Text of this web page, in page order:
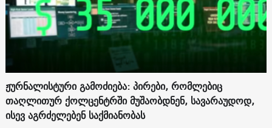
ჟურნალისტური გამოძიება: პირები, რომლებიც
თაღლითურ ქოლცენტრში მუშაობდნენ, სავარაუდოდ,
ისევ აგრძელებენ საქმიანობას